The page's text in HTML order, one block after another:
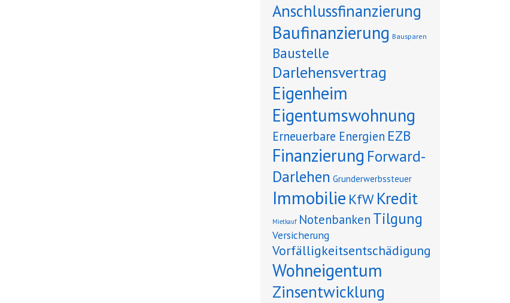
Anschlussfinanzierung
Baufinanzierung Bausparen
Baustelle
Darlehensvertrag
Eigenheim
Eigentumswohnung
Erneuerbare Energien EZB
Finanzierung Forward-
Darlehen Grunderwerbssteuer
Immobilie KfWKredit
Mietkauf Notenbanken Tilgung
Versicherung
Vorfälligkeitsentschädigung
Wohneigentum
Zinsentwicklung